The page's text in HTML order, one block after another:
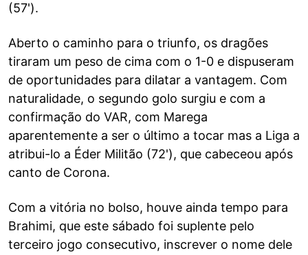
(57').
Aberto o caminho para o triunfo, os dragões
tiraram um peso de cima com o 1-0 e dispuseram
de oportunidades para dilatar a vantagem. Com
naturalidade, o segundo golo surgiu e com a
confirmação do VAR, com Marega
aparentemente a ser o último a tocar mas a Liga a
atribui-lo a Éder Militão (72'), que cabeceou após
canto de Corona.
Com a vitória no bolso, houve ainda tempo para
Brahimi, que este sábado foi suplente pelo
terceiro jogo consecutivo, inscrever o nome dele